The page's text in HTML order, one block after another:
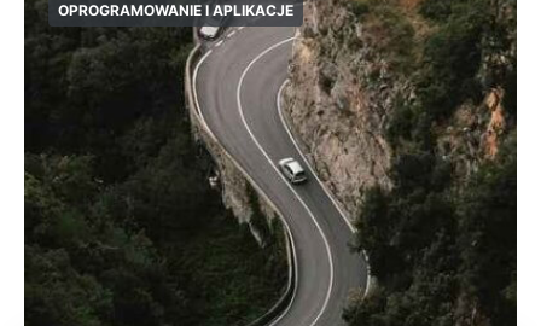
OPROGRAMOWANIE I APLIKACJE